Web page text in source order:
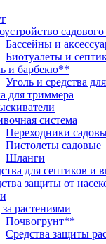
Бассейны и
Биотуалеты и
и барбекю**
Уголь и средства
для триммера
система
Переходники
Пистолеты садовые
Шланги
для септиков и
защиты от
растениями
Почвогрунт**
Средства защиты